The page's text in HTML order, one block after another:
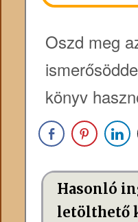
Oszd meg
könyv
Hasonló
letölthető